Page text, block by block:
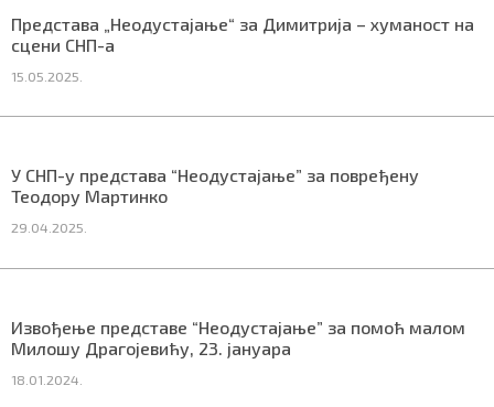
Представа „Неодустајање“ за Димитрија – хуманост на
сцени СНП-а
15.05.2025.
У СНП-у представа “Неодустајање” за повређену
Теодору Мартинко
29.04.2025.
Извођење представе “Неодустајање” за помоћ малом
Милошу Драгојевићу, 23. јануара
18.01.2024.
НАЈНОВИЈЕ
НОВИ САД
ПОДКАСТ
ЗЕЛЕНИ ГРАД
ВИДЕО
СПЕЦИЈАЛИ